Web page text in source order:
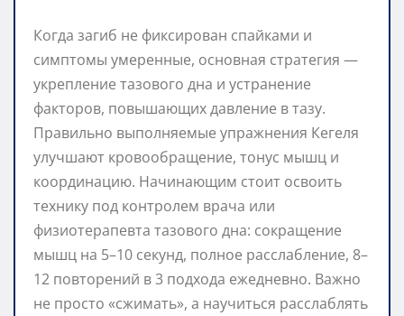
Когда загиб не фиксирован спайками и
симптомы умеренные, основная стратегия —
укрепление тазового дна и устранение
факторов, повышающих давление в тазу.
Правильно выполняемые упражнения Кегеля
улучшают кровообращение, тонус мышц и
координацию. Начинающим стоит освоить
технику под контролем врача или
физиотерапевта тазового дна: сокращение
мышц на 5–10 секунд, полное расслабление, 8–
12 повторений в 3 подхода ежедневно. Важно
не просто «сжимать», а научиться расслаблять